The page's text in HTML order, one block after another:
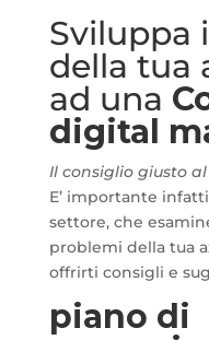
Sviluppa
della tua
ad una
digital
Il consiglio giusto
E’ importante
settore, che
problemi della tua
offrirti consigli e
piano di